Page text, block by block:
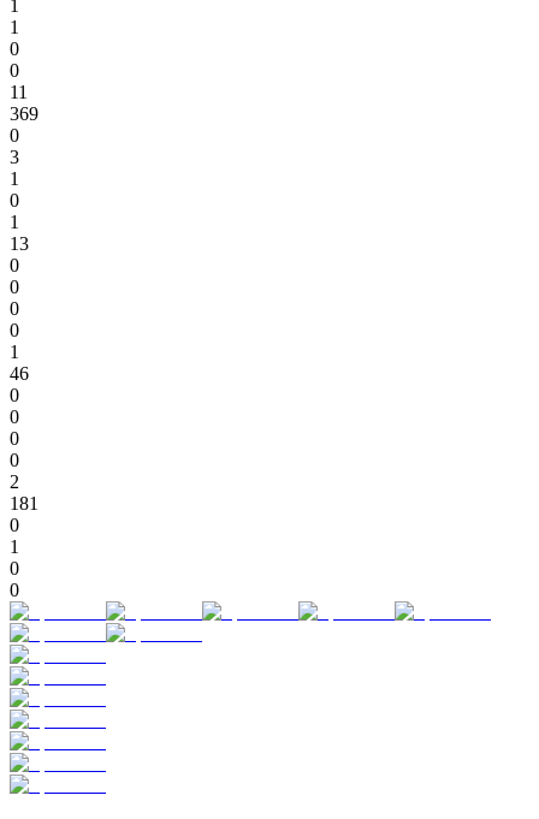
1
1
0
0
11
369
0
3
1
0
1
13
0
0
0
0
1
46
0
0
0
0
2
181
0
1
0
0